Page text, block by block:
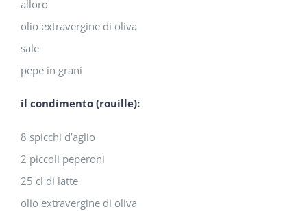
alloro
olio extravergine di oliva
sale
pepe in grani
il condimento (rouille):
8 spicchi d’aglio
2 piccoli peperoni
25 cl di latte
olio extravergine di oliva